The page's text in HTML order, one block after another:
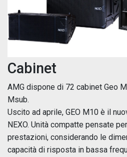
Cabinet
AMG dispone di 72 cabinet Geo
Msub.
Uscito ad aprile, GEO M10 è il
NEXO. Unità compatte pensate
prestazioni, considerando le
capacità di risposta in bassa